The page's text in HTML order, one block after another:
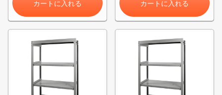
カートに入れる カートに入れる